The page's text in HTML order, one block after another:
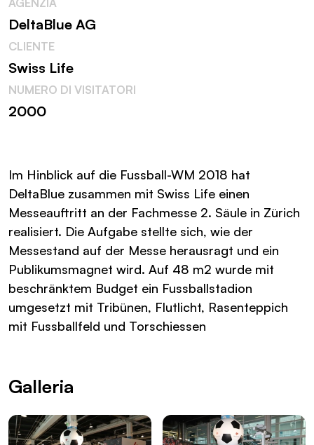
AGENZIA
DeltaBlue AG
CLIENTE
Swiss Life
NUMERO DI VISITATORI
2000
Im Hinblick auf die Fussball-WM 2018 hat
DeltaBlue zusammen mit Swiss Life einen
Messeauftritt an der Fachmesse 2. Säule in Zürich
realisiert. Die Aufgabe stellte sich, wie der
Messestand auf der Messe herausragt und ein
Publikumsmagnet wird. Auf 48 m2 wurde mit
beschränktem Budget ein Fussballstadion
umgesetzt mit Tribünen, Flutlicht, Rasenteppich
mit Fussballfeld und Torschiessen
Galleria